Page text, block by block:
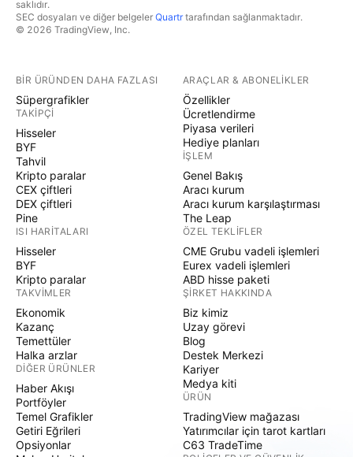
saklıdır.
SEC dosyaları ve diğer belgeler Quartrtarafından sağlanmaktadır.
© 2026 TradingView, Inc.
BIR ÜRÜNDEN DAHA FAZLASI
Süpergrafikler
TAKIPÇI
Hisseler
BYF
Tahvil
Kripto paralar
CEX çiftleri
DEX çiftleri
Pine
ISI HARITALARI
Hisseler
BYF
Kripto paralar
TAKVIMLER
Ekonomik
Kazanç
Temettüler
Halka arzlar
DIĞER ÜRÜNLER
Haber Akışı
Portföyler
Temel Grafikler
Getiri Eğrileri
Opsiyonlar
ARAÇLAR & ABONELIKLER
Özellikler
Ücretlendirme
Piyasa verileri
Hediye planları
İŞLEM
Genel Bakış
Aracı kurum
Aracı kurum karşılaştırması
The Leap
ÖZEL TEKLIFLER
CME Grubu vadeli işlemleri
Eurex vadeli işlemleri
ABD hisse paketi
ŞIRKET HAKKINDA
Biz kimiz
Uzay görevi
Blog
Destek Merkezi
Kariyer
Medya kiti
ÜRÜN
TradingView mağazası
Yatırımcılar için tarot kartları
C63 TradeTime